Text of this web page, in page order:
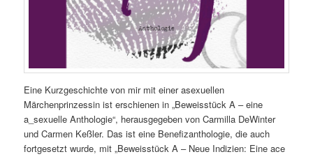
Eine Kurzgeschichte von mir mit einer asexuellen
Märchenprinzessin ist erschienen in „Beweisstück A – eine
a_sexuelle Anthologie“, herausgegeben von Carmilla DeWinter
und Carmen Keßler. Das ist eine Benefizanthologie, die auch
fortgesetzt wurde, mit „Beweisstück A – Neue Indizien: Eine ace